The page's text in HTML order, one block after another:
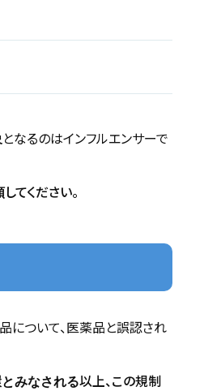
となるのはインフルエンサーで
してください。
について、医薬品と誤認され
みなされる以上、この規制